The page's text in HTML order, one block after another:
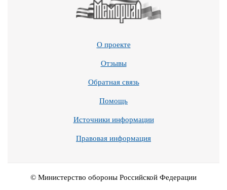
О проекте
Отзывы
Обратная связь
Помощь
Источники информации
Правовая информация
© Министерство обороны Российской Федерации